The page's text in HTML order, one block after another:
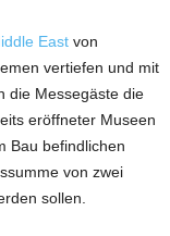
East von
vertiefen und mit
die Messegäste die
eröffneter Museen
Bau befindlichen
von zwei
sollen.